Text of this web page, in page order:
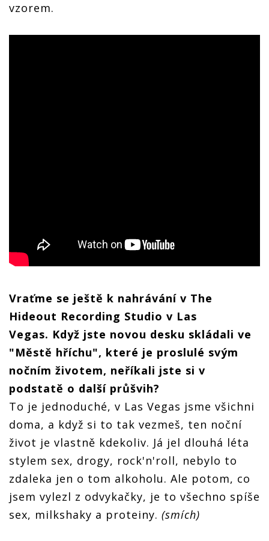
vzorem.
Vraťme se ještě k nahrávání v The
Hideout Recording Studio v Las
Vegas. Když jste novou desku skládali ve
"Městě hříchu", které je proslulé svým
nočním životem, neříkali jste si v
podstatě o další průšvih?
To je jednoduché, v Las Vegas jsme všichni
doma, a když si to tak vezmeš, ten noční
život je vlastně kdekoliv. Já jel dlouhá léta
stylem sex, drogy, rock'n'roll, nebylo to
zdaleka jen o tom alkoholu. Ale potom, co
jsem vylezl z odvykačky, je to všechno spíše
sex, milkshaky a proteiny. (smích)